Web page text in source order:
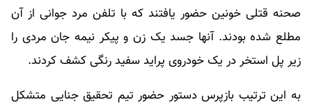
صحنه قتلی خونین حضور یافتند که با تلفن مرد جوانی از آن
مطلع شده بودند. آنها جسد یک زن و پیکر نیمه جان مردی را
زیر پل استخر در یک خودروی پراید سفید رنگی کشف کردند.
به این ترتیب بازپرس دستور حضور تیم تحقیق جنایی متشکل